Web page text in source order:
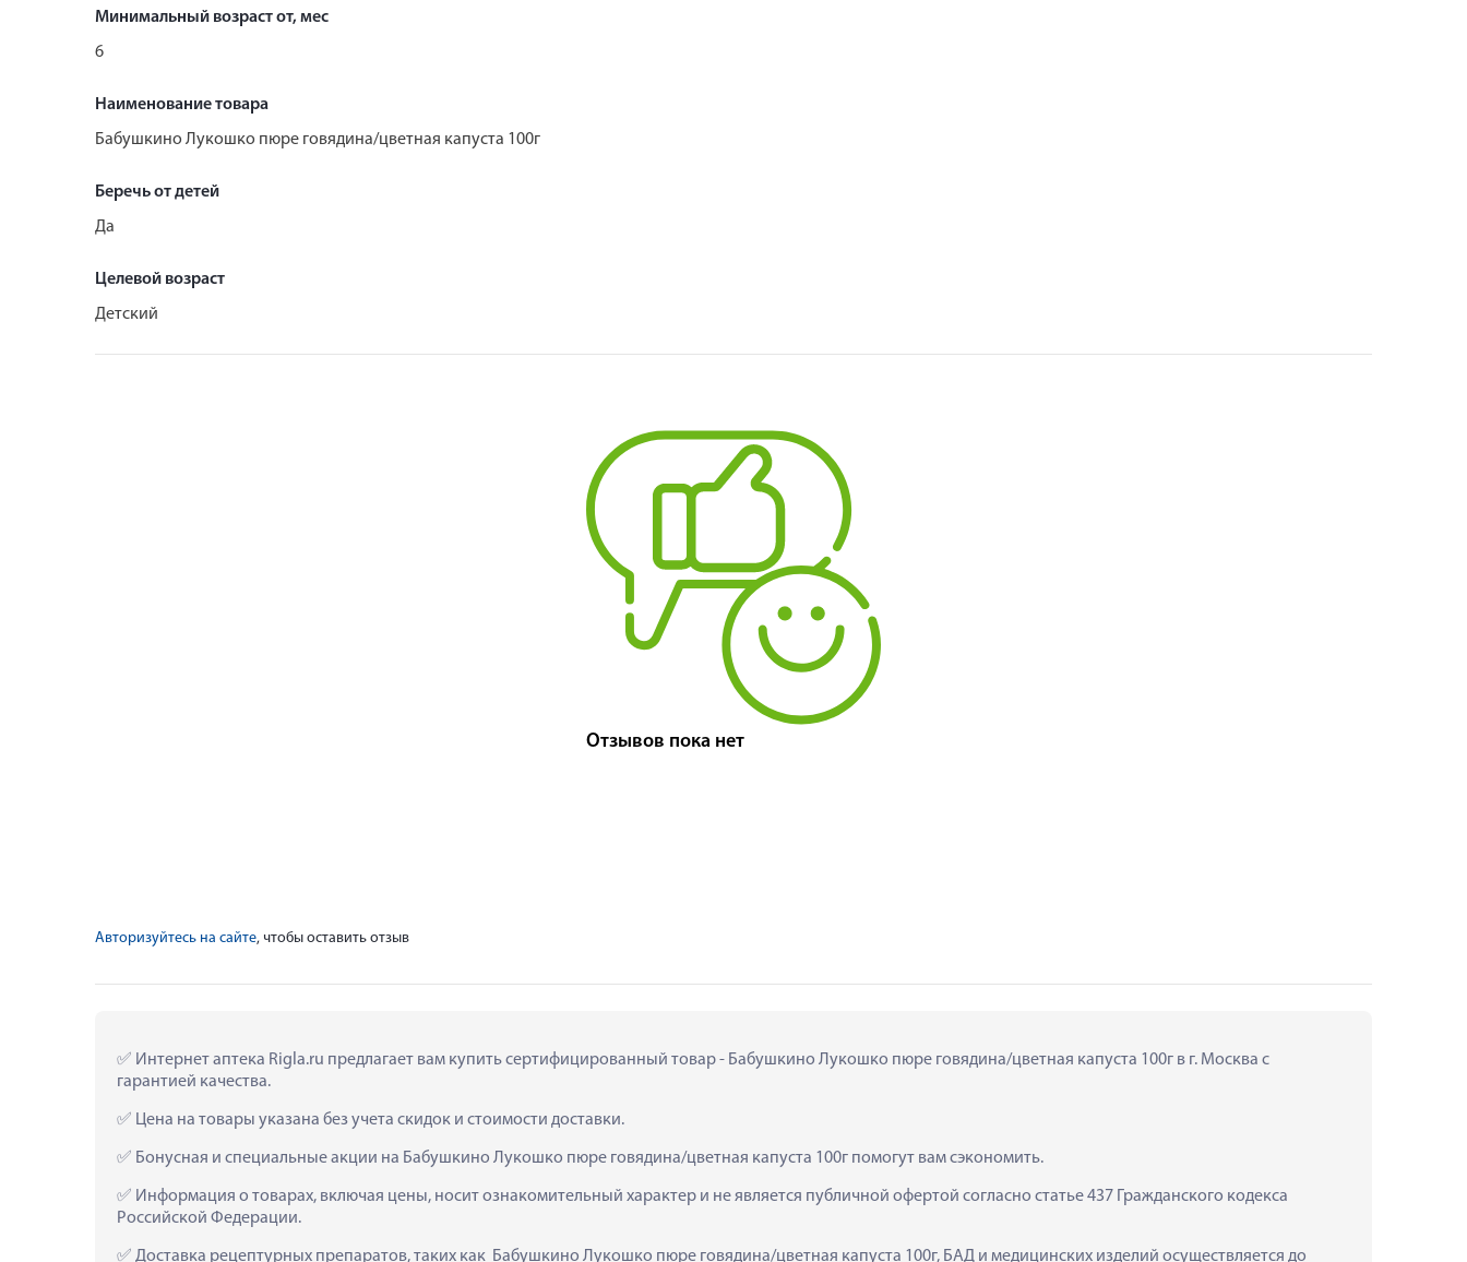
Минимальный возраст от, мес
6
Наименование товара
Бабушкино Лукошко пюре говядина/цветная капуста 100г
Беречь от детей
Да
Целевой возраст
Детский
Отзывов пока нет
Авторизуйтесь на сайте, чтобы оставить отзыв
Интернет аптека Rigla.ru предлагает вам купить сертифицированный товар - Бабушкино Лукошко пюре говядина/цветная капуста 100г в г. Москва с
гарантией качества.
Цена на товары указана без учета скидок и стоимости доставки.
Бонусная и специальные акции на Бабушкино Лукошко пюре говядина/цветная капуста 100г помогут вам сэкономить.
Информация о товарах, включая цены, носит ознакомительный характер и не является публичной офертой согласно статье 437 Гражданского кодекса
Российской Федерации.
Доставка рецептурных препаратов, таких как  Бабушкино Лукошко пюре говядина/цветная капуста 100г, БАД и медицинских изделий осуществляется до